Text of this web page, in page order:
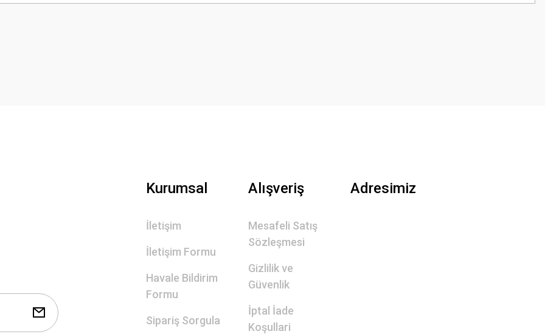
Kurumsal
İletişim
İletişim Formu
Havale Bildirim
Formu
Sipariş Sorgula
Alışveriş
Mesafeli Satış
Sözleşmesi
Gizlilik ve
Güvenlik
İptal İade
Koşullari
Adresimiz